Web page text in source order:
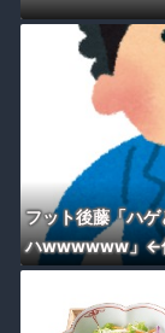
フット後藤「ハ
ハwwwwww」←